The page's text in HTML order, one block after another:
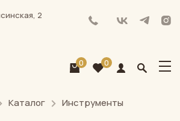
2
0 0
Каталог Инструменты